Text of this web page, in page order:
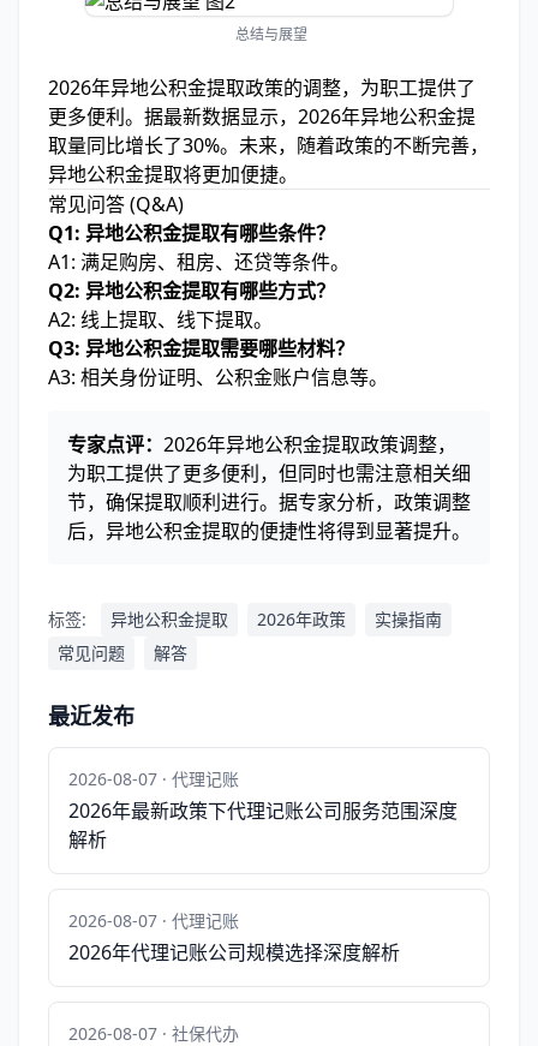
总结与展望
2026年异地公积金提取政策的调整，为职工提供了
更多便利。据最新数据显示，2026年异地公积金提
取量同比增长了30%。未来，随着政策的不断完善，
异地公积金提取将更加便捷。
常见问答 (Q&A)
Q1: 异地公积金提取有哪些条件？
A1: 满足购房、租房、还贷等条件。
Q2: 异地公积金提取有哪些方式？
A2: 线上提取、线下提取。
Q3: 异地公积金提取需要哪些材料？
A3: 相关身份证明、公积金账户信息等。
专家点评： 2026年异地公积金提取政策调整，
为职工提供了更多便利，但同时也需注意相关细
节，确保提取顺利进行。据专家分析，政策调整
后，异地公积金提取的便捷性将得到显著提升。
标签: 异地公积金提取 2026年政策
实操指南
常见问题
解答
最近发布
2026-08-07 · 代理记账
2026年最新政策下代理记账公司服务范围深度
解析
2026-08-07 · 代理记账
2026年代理记账公司规模选择深度解析
2026-08-07 · 社保代办